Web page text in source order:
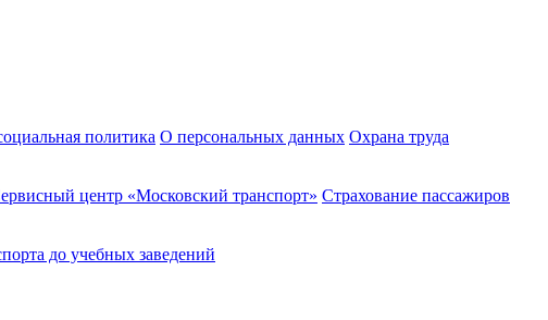
политика О персональных данных Охрана труда
центр «Московский транспорт» Страхование пассажиров
до учебных заведений